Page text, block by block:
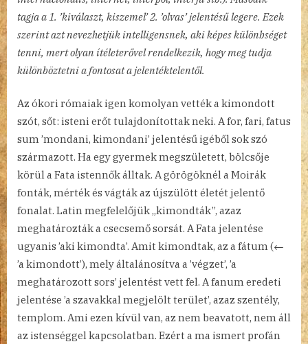
tagja a 1. ’kiválaszt, kiszemel’ 2. ’olvas’ jelentésű legere. Ezek
szerint azt nevezhetjük intelligensnek, aki képes különbséget
tenni, mert olyan ítéleterővel rendelkezik, hogy meg tudja
különböztetni a fontosat a jelentéktelentől.
Az ókori rómaiak igen komolyan vették a kimondott
szót, sőt: isteni erőt tulajdonítottak neki. A for, fari, fatus
sum ’mondani, kimondani’ jelentésű igéből sok szó
származott. Ha egy gyermek megszületett, bölcsője
körül a Fata istennők álltak. A görögöknél a Moirák
fonták, mérték és vágták az újszülött életét jelentő
fonalat. Latin megfelelőjük „kimondták”, azaz
meghatározták a csecsemő sorsát. A Fata jelentése
ugyanis ’aki kimondta’. Amit kimondtak, az a fátum (←
’a kimondott’), mely általánosítva a ’végzet’, ’a
meghatározott sors’ jelentést vett fel. A fanum eredeti
jelentése ’a szavakkal megjelölt terület’, azaz szentély,
templom. Ami ezen kívül van, az nem beavatott, nem áll
az istenséggel kapcsolatban. Ezért a ma ismert profán